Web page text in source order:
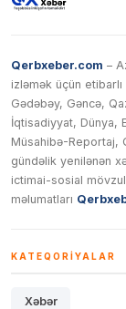
Qerbxeber.com –
izləmək üçün etibarlı
Gədəbəy, Gəncə,
İqtisadiyyat, Dünya,
Müsahibə-Reportaj,
gündəlik yenilənən
ictimai-sosial
məlumatları
KATEQORIYALAR
Xəbər